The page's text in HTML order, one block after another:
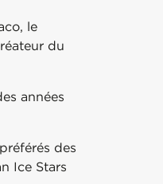
le
du
années
des
Ice Stars